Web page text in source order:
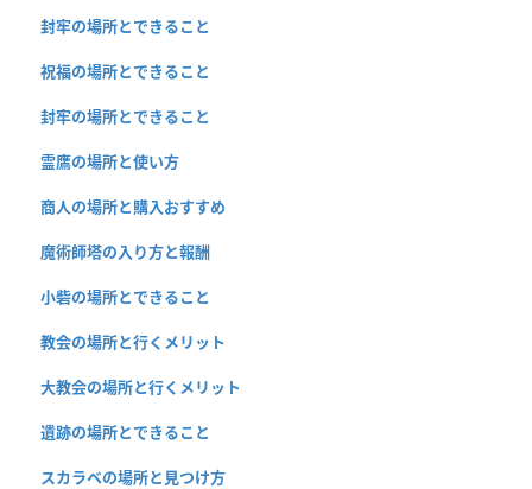
封牢の場所とできること
祝福の場所とできること
封牢の場所とできること
霊鷹の場所と使い方
商人の場所と購入おすすめ
魔術師塔の入り方と報酬
小砦の場所とできること
教会の場所と行くメリット
大教会の場所と行くメリット
遺跡の場所とできること
スカラベの場所と見つけ方